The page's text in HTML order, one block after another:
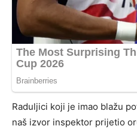
Raduljici koji je imao blažu
naš izvor inspektor prijetio